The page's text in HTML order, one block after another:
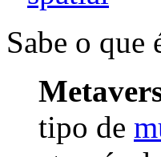
Sabe o que
tipo de